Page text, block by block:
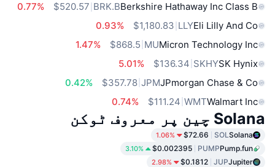
Berkshire Hathaway Inc Class B
BRK.B
$520.57
0.77%
Eli Lilly And Co
LLY
$1,180.83
0.93%
Micron Technology Inc
MU
$868.5
1.47%
SK Hynix
SKHY
$136.34
5.01%
JPmorgan Chase & Co
JPM
$357.78
0.42%
Walmart Inc
WMT
$111.24
0.74%
Solana چین پر معروف ٹوکن
Solana
SOL
$72.66
1.06%
Pump.fun
PUMP
$0.002395
3.10%
Jupiter
JUP
$0.1812
2.98%